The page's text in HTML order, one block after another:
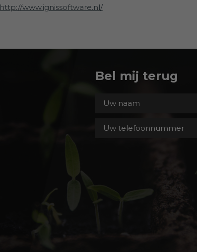
http://www.ignissoftware.nl/
Bel mij terug